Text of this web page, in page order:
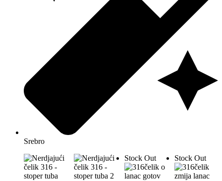
Srebro
Stock Out Stock Out